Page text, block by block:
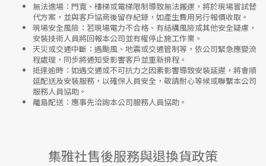
無法進場 ：門寬、樓梯或電梯限制導致無法搬運，將於現場嘗試替
代方案，並與客戶協商後留存紀錄，如產生費用另行報價收取。
現場安全風險 ： 若現場電力不合格、有結構風險或其他安全疑慮，
安裝技術人員將回報本公司並有權停止施工作業。
天災或交通中斷 ：遇颱風、地震或交通管制等，依公司緊急應變流
程處理，同步將通知受影響客戶並重新排程。
抵達逾時 ：如遇交通或不可抗力之因素影響導致安裝延遲，將會順
延配送及安裝服務，以確保人員安全，敬請耐心等候或聯繫本公司
服務人員協助。
離島配送 ：應事先洽詢本公司服務人員協助。
集雅社售後服務與退換貨政策